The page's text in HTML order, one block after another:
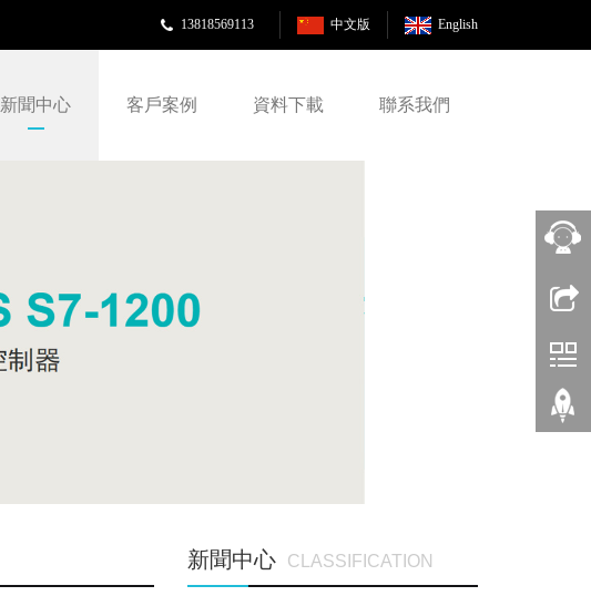
English
中文版
13818569113
新聞中心 客戶案例 資料下載 聯系我們
新聞中心 CLASSIFICATION